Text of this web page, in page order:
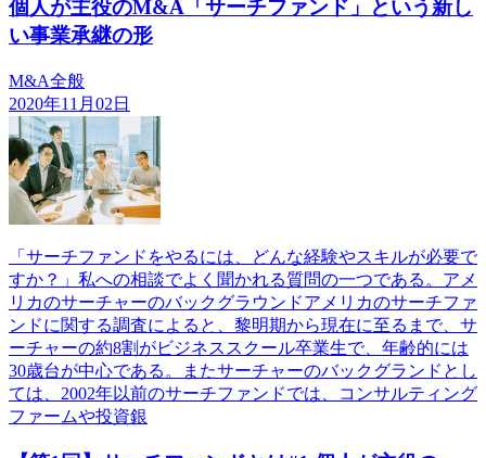
個人が主役のM&A「サーチファンド」という新し
い事業承継の形
M&A全般
2020年11月02日
「サーチファンドをやるには、どんな経験やスキルが必要で
すか？」私への相談でよく聞かれる質問の一つである。アメ
リカのサーチャーのバックグラウンドアメリカのサーチファ
ンドに関する調査によると、黎明期から現在に至るまで、サ
ーチャーの約8割がビジネススクール卒業生で、年齢的には
30歳台が中心である。またサーチャーのバックグランドとし
ては、2002年以前のサーチファンドでは、コンサルティング
ファームや投資銀